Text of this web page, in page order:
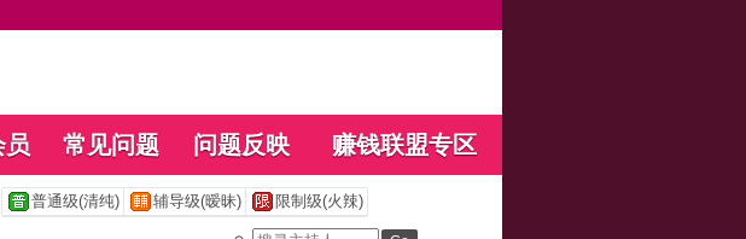
员 常见问题 问题反映 赚钱联盟专区
普通级(清纯) 辅导级(暧昧) 限制级(火辣)